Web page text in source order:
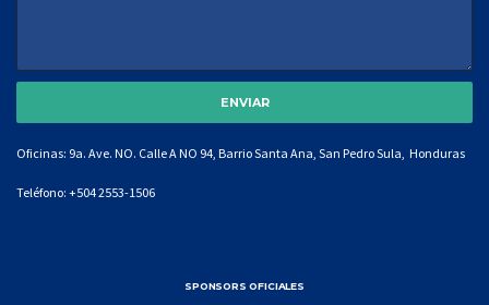
Oficinas: 9a. Ave. NO. Calle A NO 94, Barrio Santa Ana, San Pedro Sula, Honduras
Teléfono: +504 2553-1506
SPONSORS OFICIALES